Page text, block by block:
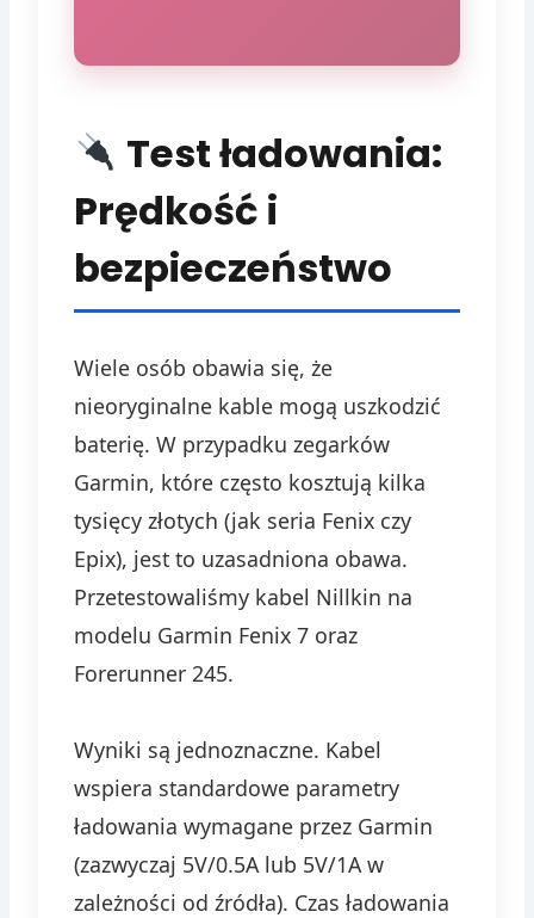
Test ładowania:
Prędkość i
bezpieczeństwo
Wiele osób obawia się, że
nieoryginalne kable mogą uszkodzić
baterię. W przypadku zegarków
Garmin, które często kosztują kilka
tysięcy złotych (jak seria Fenix czy
Epix), jest to uzasadniona obawa.
Przetestowaliśmy kabel Nillkin na
modelu Garmin Fenix 7 oraz
Forerunner 245.
Wyniki są jednoznaczne. Kabel
wspiera standardowe parametry
ładowania wymagane przez Garmin
(zazwyczaj 5V/0.5A lub 5V/1A w
zależności od źródła). Czas ładowania